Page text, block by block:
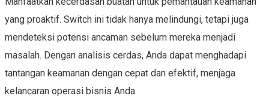
yang proaktif. Switch ini tidak hanya melindungi, tetapi juga
mendeteksi potensi ancaman sebelum mereka menjadi
masalah. Dengan analisis cerdas, Anda dapat menghadapi
tantangan keamanan dengan cepat dan efektif, menjaga
kelancaran operasi bisnis Anda.